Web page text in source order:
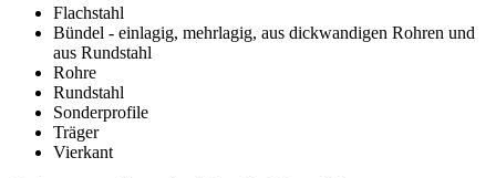
Flachstahl
Bündel - einlagig, mehrlagig, aus dickwandigen Rohren und
aus Rundstahl
Rohre
Rundstahl
Sonderprofile
Träger
Vierkant